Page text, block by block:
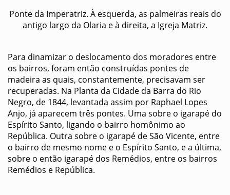
Ponte da Imperatriz. À esquerda, as palmeiras reais do
antigo largo da Olaria e à direita, a Igreja Matriz.
Para dinamizar o deslocamento dos moradores entre
os bairros, foram então construídas pontes de
madeira as quais, constantemente, precisavam ser
recuperadas. Na Planta da Cidade da Barra do Rio
Negro, de 1844, levantada assim por Raphael Lopes
Anjo, já aparecem três pontes. Uma sobre o igarapé do
Espírito Santo, ligando o bairro homônimo ao
República. Outra sobre o igarapé de São Vicente, entre
o bairro de mesmo nome e o Espírito Santo, e a última,
sobre o então igarapé dos Remédios, entre os bairros
Remédios e República.